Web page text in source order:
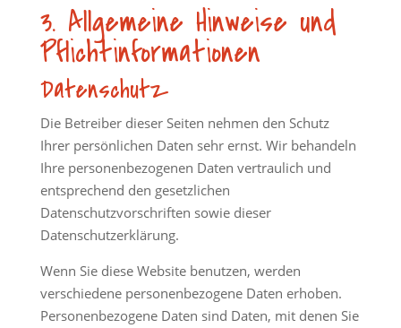
3. Allgemeine Hinweise und
Pflicht­informationen
Datenschutz
Die Betreiber dieser Seiten nehmen den Schutz
Ihrer persönlichen Daten sehr ernst. Wir behandeln
Ihre personenbezogenen Daten vertraulich und
entsprechend den gesetzlichen
Datenschutzvorschriften sowie dieser
Datenschutzerklärung.
Wenn Sie diese Website benutzen, werden
verschiedene personenbezogene Daten erhoben.
Personenbezogene Daten sind Daten, mit denen Sie